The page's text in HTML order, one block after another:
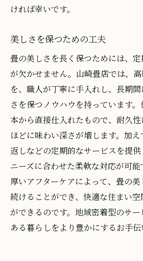
ければ幸いです。
美しさを保つための工夫
畳の美しさを長く保つためには、
が欠かせません。山崎畳店では、
を、職人が丁寧に手入れし、長期
さを保つノウハウを持っています
本から直接仕入れたもので、耐久
ほどに味わい深さが増します。加
返しなどの定期的なサービスを提
ニーズに合わせた柔軟な対応が可
厚いアフターケアによって、畳の
続けることができ、快適な住まい
ができるのです。地域密着型のサ
ある暮らしをより豊かにするお手伝